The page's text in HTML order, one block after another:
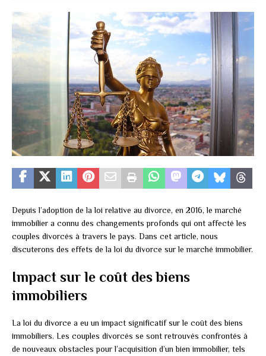
Depuis l’adoption de la loi relative au divorce, en 2016, le marché
immobilier a connu des changements profonds qui ont affecté les
couples divorcés à travers le pays. Dans cet article, nous
discuterons des effets de la loi du divorce sur le marché immobilier.
Impact sur le coût des biens
immobiliers
La loi du divorce a eu un impact significatif sur le coût des biens
immobiliers. Les couples divorcés se sont retrouvés confrontés à
de nouveaux obstacles pour l’acquisition d’un bien immobilier, tels